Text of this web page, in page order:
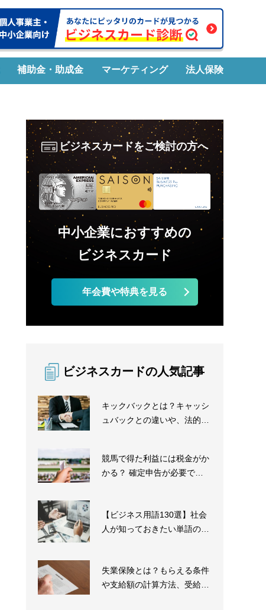
補助金・助成金 マーケティング 法人保険
ビジネスカードをご検討の方へ
中小企業におすすめの
ビジネスカード
年会費や特典を見る
ビジネスカードの人気記事
キックバックとは？キャッシ
ュバックとの違いや、法的な
競馬で得た利益には税金がか
かる？ 確定申告が必要であ
【ビジネス用語130選】社会
人が知っておきたい単語の意
失業保険とは？もらえる条件
や支給額の計算方法、受給ま